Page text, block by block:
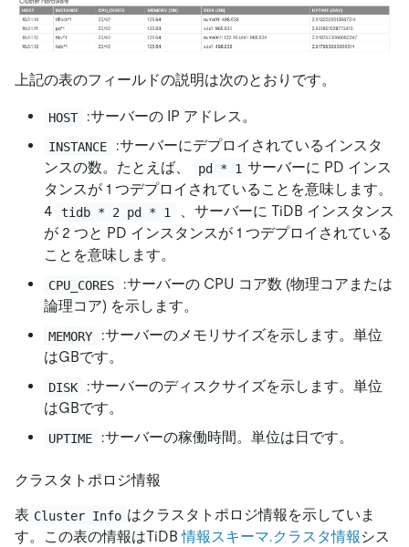
上記の表のフィールドの説明は次のとおりです。
HOST :サーバーの IP アドレス。
INSTANCE
:サーバーにデプロイされているインスタ
ンスの数。たとえば、
pd * 1 サーバーに PD インス
タンスが 1 つデプロイされていることを意味します。
4
tidb * 2 pd * 1
、サーバーに TiDB インスタンス
が 2 つと PD インスタンスが 1 つデプロイされている
ことを意味します。
CPU_CORES
:サーバーの CPU コア数 (物理コアまたは
論理コア) を示します。
MEMORY
:サーバーのメモリサイズを示します。単位
はGBです。
DISK
:サーバーのディスクサイズを示します。単位
はGBです。
UPTIME :サーバーの稼働時間。単位は日です。
クラスタトポロジ情報
表 Cluster Info はクラスタトポロジ情報を示していま
す。この表の情報はTiDB情報スキーマ.クラスタ情報 シス